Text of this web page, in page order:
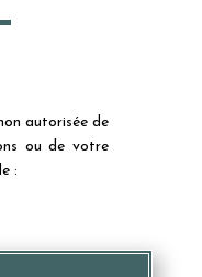
autorisée de
ou de votre
: